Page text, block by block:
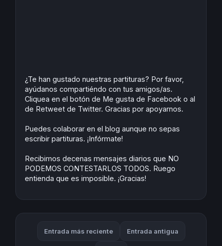
¿Te han gustado nuestras partituras? Por favor,
ayúdanos compartiéndo con tus amigos/as.
Cliquea en el botón de Me gusta de Facebook o al
de Retweet de Twitter. Gracias por apoyarnos.
Puedes colaborar en el blog aunque no sepas
escribir partituras. ¡Infórmate!
Recibimos decenas mensajes diarios que NO
PODEMOS CONTESTARLOS TODOS. Ruego
entienda que es imposible. ¡Gracias!
Entrada más reciente Entrada antigua